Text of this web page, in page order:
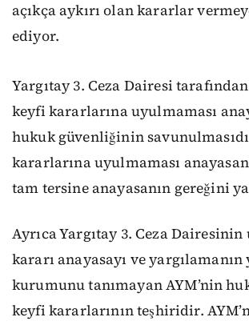
açıkça aykırı olan kararlar
ediyor.
Yargıtay 3. Ceza Dairesi
keyfi kararlarına uyulmaması
hukuk güvenliğinin
kararlarına uyulmaması
tam tersine anayasanın gereğini
Ayrıca Yargıtay 3. Ceza
kararı anayasayı ve
kurumunu tanımayan AYM’nin
keyfi kararlarının teşhiridir.